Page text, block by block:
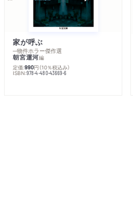
家が呼ぶ
─物件ホラー傑作選
朝宮運河編
定価:990円 （10％税込み）
ISBN:978-4-480-43669-6